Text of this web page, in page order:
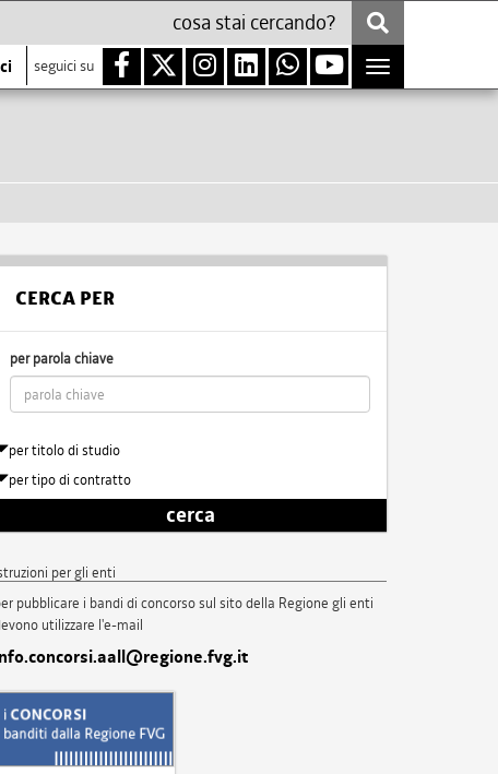
seguici su
Toggle
navigation
CERCA PER
per parola chiave
per titolo di studio
per tipo di contratto
cerca
per gli enti
pubblicare i bandi di concorso sul sito della Regione gli enti
utilizzare l'e-mail